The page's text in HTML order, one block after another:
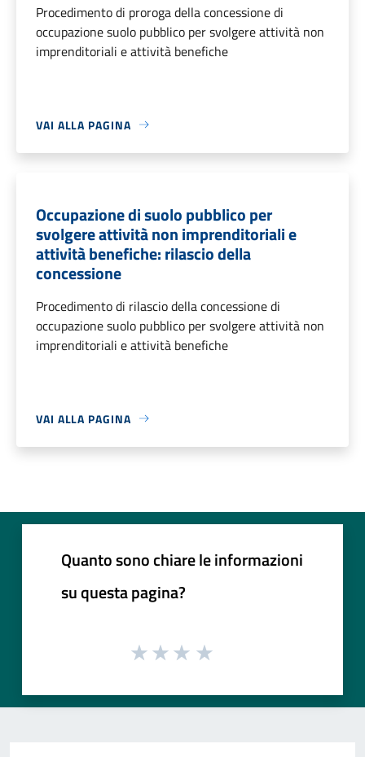
Procedimento di proroga della concessione di
occupazione suolo pubblico per svolgere attività non
imprenditoriali e attività benefiche
VAI ALLA PAGINA
Occupazione di suolo pubblico per
svolgere attività non imprenditoriali e
attività benefiche: rilascio della
concessione
Procedimento di rilascio della concessione di
occupazione suolo pubblico per svolgere attività non
imprenditoriali e attività benefiche
VAI ALLA PAGINA
Quanto sono chiare le informazioni
su questa pagina?